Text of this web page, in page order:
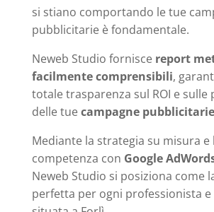
si stiano comportando le tue
pubblicitarie è fondamentale.
Neweb Studio fornisce report
facilmente comprensibili,
totale trasparenza sul ROI e sulle
delle tuecampagne
Mediante la strategia su misura e
competenza con Google
Neweb Studio si posiziona come
perfetta per ogni professionista e